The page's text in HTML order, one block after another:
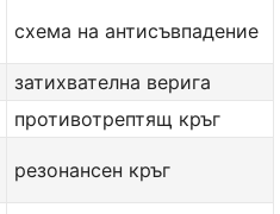
схема на антисъвпадение
затихвателна верига
противотрептящ кръг
резонансен кръг